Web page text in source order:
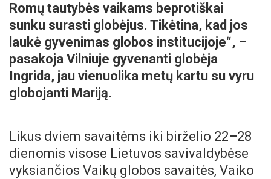
Romų tautybės vaikams beprotiškai
sunku surasti globėjus. Tikėtina, kad jos
laukė gyvenimas globos institucijoje“, –
pasakoja Vilniuje gyvenanti globėja
Ingrida, jau vienuolika metų kartu su vyru
globojanti Mariją.
Likus dviem savaitėms iki birželio 22–28
dienomis visose Lietuvos savivaldybėse
vyksiančios Vaikų globos savaitės, Vaiko